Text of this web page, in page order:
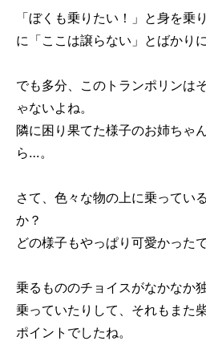
「ぼくも乗りたい！」と身を乗
に「ここは譲らない」とばかり
でも多分、このトランポリンは
ゃないよね。
隣に困り果てた様子のお姉ちゃ
ら…。
さて、色々な物の上に乗ってい
か？
どの様子もやっぱり可愛かった
乗るもののチョイスがなかなか
乗っていたりして、それもまた
ポイントでしたね。